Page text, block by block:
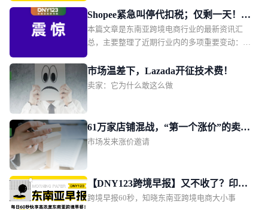
Shopee紧急叫停代扣税；仅剩一天！两
大平台被点名全面下架这款产品；
Shopee新增两大硬核权益
本篇文章是东南亚跨境电商行业的最新资讯汇
总，主要整理了近期行业内的多项重要变动：包
Shopee 印尼本土店紧急叫停代扣第 22 条所得
税；Shopee 越南站点升级商城、优选及优选 + 店
家集体向贸易竞争委员会投诉；菲律宾海关查获
两批申报不实的走私烟花爆竹等区域监管动态与
行业事件。国内机票燃油费再调低据央视新闻报
800公里（含）以下收取40元，较此前分别降低
30元和10元。
市场温差下，Lazada开征技术费！
卖家：它为什么敢这么做
61万家店铺混战，“第一个涨价”的卖家
瓜分万亿蛋糕
市场发来涨价邀请
【DNY123跨境早报】又不收了？印尼
再次推迟电商代扣税；泰国电商规模预
跨境早报60秒，知晓东南亚跨境电商大小事